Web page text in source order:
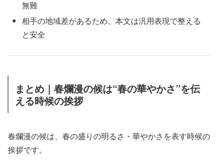
無難
相手の地域差があるため、本文は汎用表現で整える
と安全
まとめ｜春爛漫の候は“春の華やかさ”を伝
える時候の挨拶
春爛漫の候は、春の盛りの明るさ・華やかさを表す時候の
挨拶です。